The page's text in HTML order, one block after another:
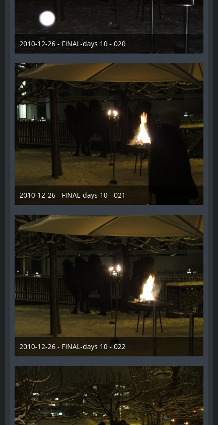
2010-12-26 - FINAL-days 10 - 020
28. Dezember 2012
2010-12-26 - FINAL-days 10 - 021
28. Dezember 2012
2010-12-26 - FINAL-days 10 - 022
28. Dezember 2012